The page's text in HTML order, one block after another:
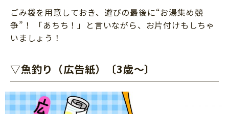
ごみ袋を用意しておき、遊びの最後に“お湯集め競
争”！ 「あちち！」と言いながら、お片付けもしちゃ
いましょう！
▽魚釣り（広告紙）〔3歳～〕